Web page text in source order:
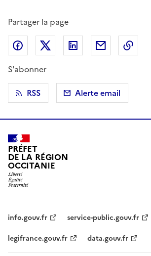
Partager la page
Partager sur Facebook
Partager sur X
Partager surPartager
S'abonner
RSS
Alerte email
PRÉFET
DE LA RÉGION
OCCITANIE
info.gouv.fr
service-public.gouv.fr
legifrance.gouv.fr
data.gouv.fr